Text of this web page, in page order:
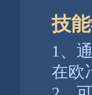
技
1、
在欧